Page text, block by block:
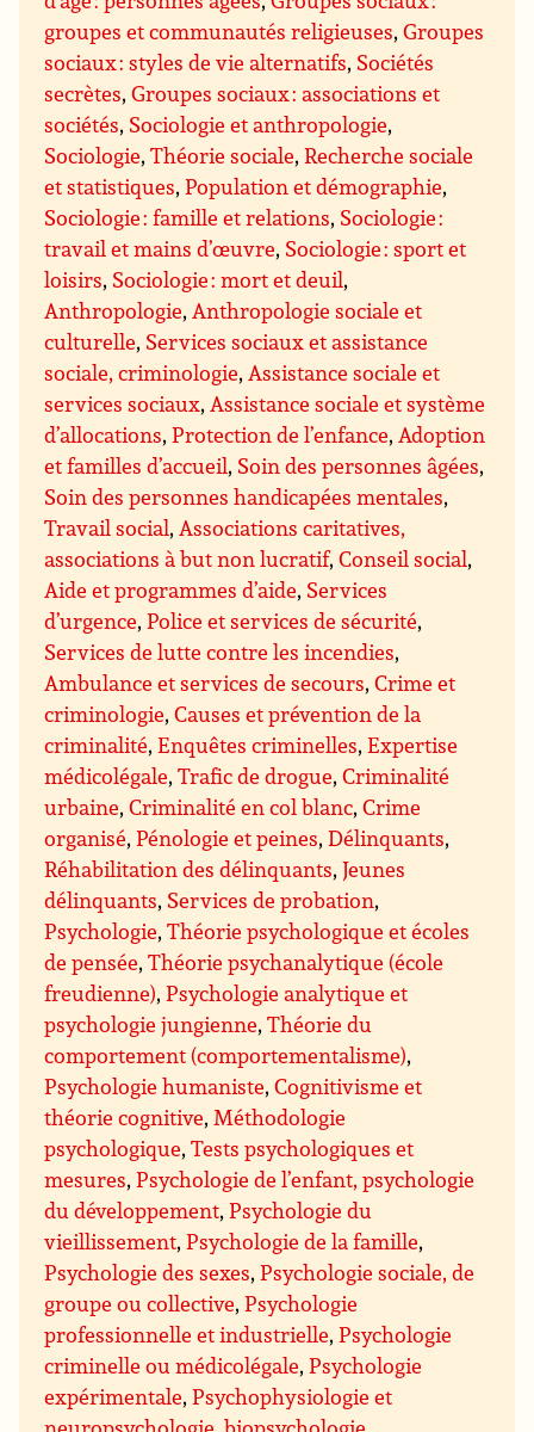
groupes et communautés religieuses,Groupes
sociaux : styles de vie alternatifs, Sociétés
secrètes,Groupes sociaux : associations et
sociétés, Sociologie et anthropologie,
Sociologie,Théorie sociale,Recherche sociale
et statistiques,Population et démographie,
Sociologie : famille et relations, Sociologie :
travail et mains d’œuvre, Sociologie : sport et
loisirs, Sociologie : mort et deuil,
Anthropologie,Anthropologie sociale et
culturelle, Services sociaux et assistance
sociale, criminologie,Assistance sociale et
services sociaux,Assistance sociale et système
d’allocations,Protection de l’enfance,Adoption
et familles d’accueil, Soin des personnes âgées,
Soin des personnes handicapées mentales,
Travail social,Associations caritatives,
associations à but non lucratif,Conseil social,
Aide et programmes d’aide, Services
d’urgence,Police et services de sécurité,
Services de lutte contre les incendies,
Ambulance et services de secours,Crime et
criminologie,Causes et prévention de la
criminalité,Enquêtes criminelles,Expertise
médicolégale,Trafic de drogue,Criminalité
urbaine,Criminalité en col blanc,Crime
organisé,Pénologie et peines,Délinquants,
Réhabilitation des délinquants,Jeunes
délinquants, Services de probation,
Psychologie,Théorie psychologique et écoles
de pensée,Théorie psychanalytique (école
freudienne),Psychologie analytique et
psychologie jungienne,Théorie du
comportement (comportementalisme),
Psychologie humaniste,Cognitivisme et
théorie cognitive,Méthodologie
psychologique,Tests psychologiques et
mesures,Psychologie de l’enfant, psychologie
du développement,Psychologie du
vieillissement,Psychologie de la famille,
Psychologie des sexes,Psychologie sociale, de
groupe ou collective,Psychologie
professionnelle et industrielle,Psychologie
criminelle ou médicolégale,Psychologie
expérimentale,Psychophysiologie et